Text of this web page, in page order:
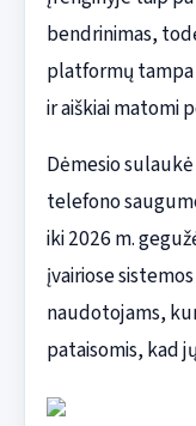
bendrinimas,
platformų tampa
ir aiškiai matomi
Dėmesio
telefono
iki 2026 m.
įvairiose
naudotojams,
pataisomis, kad